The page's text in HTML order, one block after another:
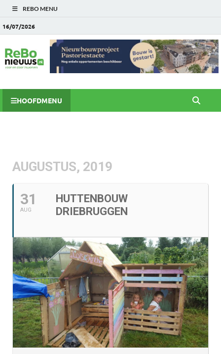
REBO MENU
16/07/2026
HOOFDMENU
AUGUSTUS, 2019
31
AUG
HUTTENBOUW
DRIEBRUGGEN